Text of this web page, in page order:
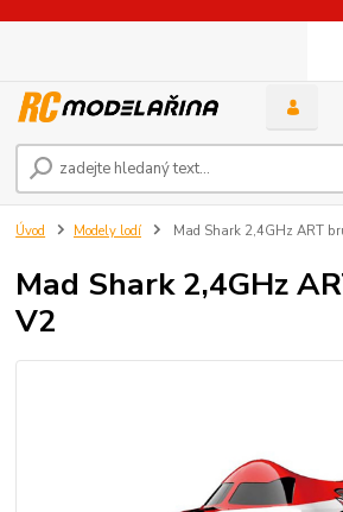
Úvod Modely lodí Mad Shark 2,4GHz ART
Mad Shark 2,4GHz
V2